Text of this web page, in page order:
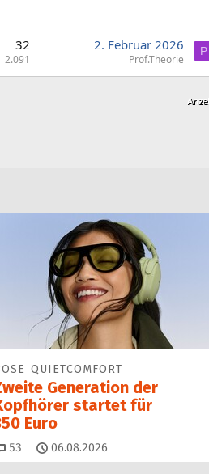
32
2.091
2. Februar 2026
Prof.Theorie
P
QUIETCOMFORT
Generation der
startet für
Euro
53 Kommentare
06.08.2026